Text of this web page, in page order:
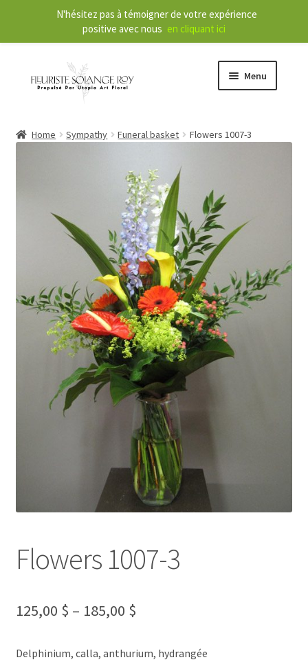
Menu
h
i
About
FR
Home Sympathy Funeral basket Flowers 1007-3
Flowers 1007-3
125,00 $ – 185,00 $
Delphinium, calla, anthurium, hydrangée
N'hésitez pas à témoigner de votre expérience
positive avec nous en cliquant ici